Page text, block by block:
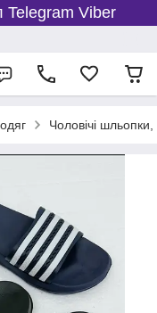
Telegram Viber
Чоловічі